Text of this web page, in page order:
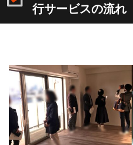
行サービスの流れ